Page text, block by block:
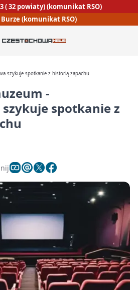
( 32 powiaty) (komunikat RSO)
(komunikat RSO)
szykuje spotkanie z historią zapachu
-
spotkanie z